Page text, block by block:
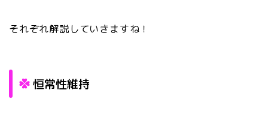
それぞれ解説していきますね！
恒常性維持